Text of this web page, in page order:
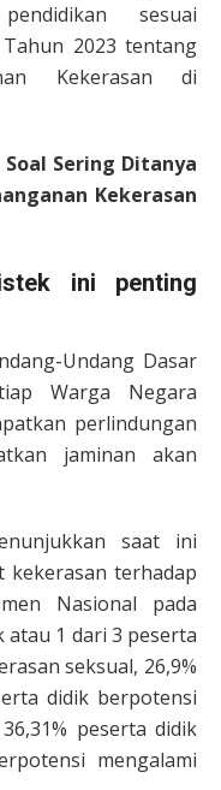
sesuai
2023 tentang
Kekerasan di
Soal Sering Ditanya
Kekerasan
ini penting
Undang Dasar
Warga Negara
perlindungan
jaminan akan
saat ini
kekerasan terhadap
Nasional pada
atau 1 dari 3 peserta
seksual, 26,9%
didik berpotensi
peserta didik
mengalami